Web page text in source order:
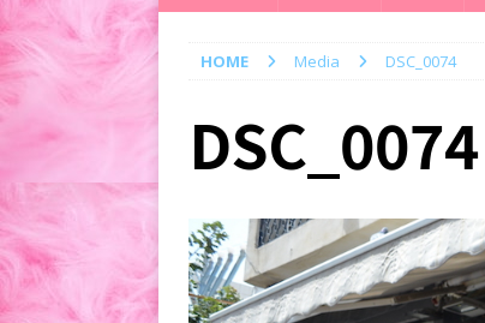
HOME Media DSC_0074
DSC_0074